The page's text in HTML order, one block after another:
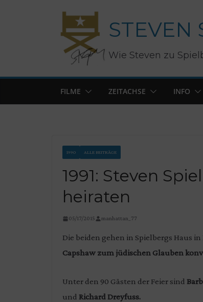
STEVEN
Wie Steven zu
FILME ZEITACHSE INFO
1990 ALLE BEITRÄGE
1991: Steven
heiraten
05/17/2015 manhattan_77
Die beiden gehen in Spielbergs Haus
Capshaw zum jüdischen Glauben
Unter den 90 Gästen der Feier sind
und Richard Dreyfuss.